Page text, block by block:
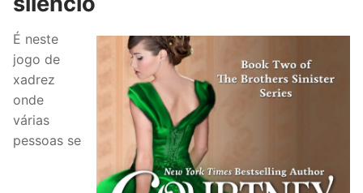
É neste
jogo de
xadrez
onde
várias
pessoas se